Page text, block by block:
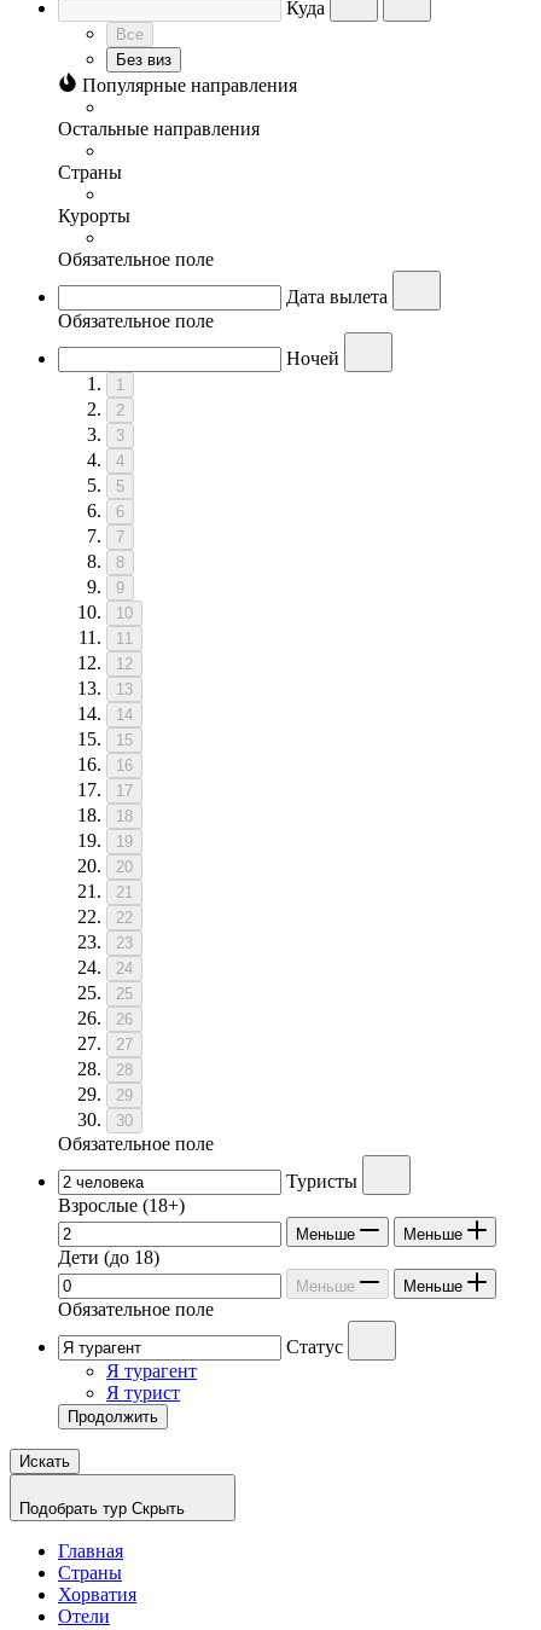
Куда
Все
Без виз
Популярные направления
Остальные направления
Страны
Курорты
Обязательное поле
Дата вылета
Обязательное поле
Ночей
1
2
3
4
5
6
7
8
9
10
11
12
13
14
15
16
17
18
19
20
21
22
23
24
25
26
27
28
29
30
Обязательное поле
Туристы
Взрослые (18+)
Меньше Меньше
Дети (до 18)
Меньше Меньше
Обязательное поле
Статус
Я турагент
Я турист
Продолжить
Искать
Подобрать тур Скрыть
Главная
Страны
Хорватия
Отели